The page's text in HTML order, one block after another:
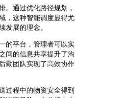
。通过优化路径规划，
，这种智能调度显得尤
发展的理念。
的平台，管理者可以实
间的信息共享提升了沟
勤团队实现了高效协作
过程中的物资安全得到